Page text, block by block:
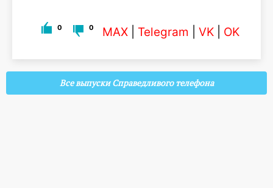
0 0 MAX Telegram VK OK
Все выпуски Справедливого телефона